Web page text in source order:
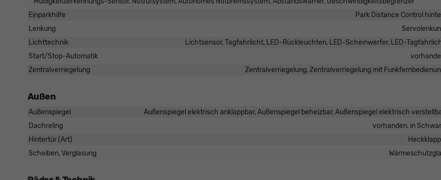
Einparkhilfe
Park Distance Control
Lenkung
Lichttechnik
Lichtsensor, Tagfahrlicht, LED-Rückleuchten, LED-Scheinwerfer, LED-
Start/Stop-Automatik
Zentralverriegelung
Zentralverriegelung, Zentralverriegelung mit
Außen
Außenspiegel
Außenspiegel elektrisch anklappbar, Außenspiegel beheizbar, Außenspiegel elektrisch
Dachreling
vorhanden, in
Hintertür (Art)
Scheiben, Verglasung